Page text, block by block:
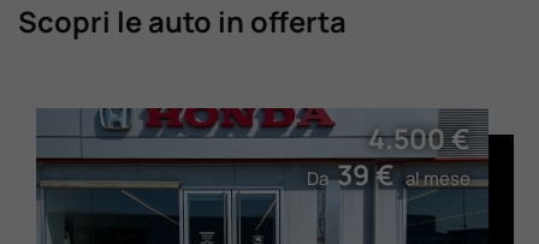
Scopri le auto in offerta
4.500 €
Da39 €al mese